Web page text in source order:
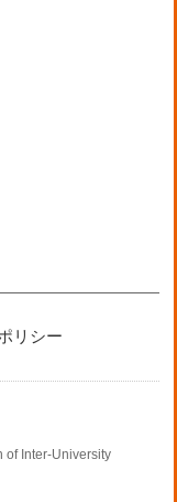
リシー
of Inter-University